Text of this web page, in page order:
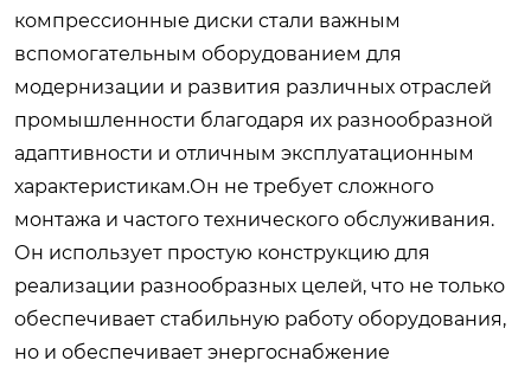
компрессионные диски стали важным
вспомогательным оборудованием для
модернизации и развития различных отраслей
промышленности благодаря их разнообразной
адаптивности и отличным эксплуатационным
характеристикам.Он не требует сложного
монтажа и частого технического обслуживания.
Он использует простую конструкцию для
реализации разнообразных целей, что не только
обеспечивает стабильную работу оборудования,
но и обеспечивает энергоснабжение